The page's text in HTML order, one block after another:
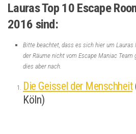
Lauras Top 10 Escape
2016 sind:
Bitte beachtet, dass es sich hier um
der Räume nicht vom Escape Maniac
dies aber nach.
Die Geissel der Menschheit
Köln)